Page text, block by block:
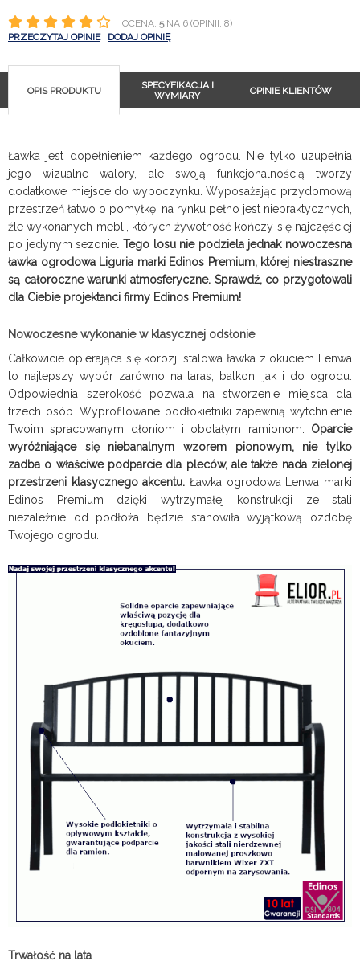
OCENA: 5NA 6 (OPINII: 8)
PRZECZYTAJ OPINIE
DODAJ OPINIĘ
OPIS PRODUKTU
SPECYFIKACJA I
WYMIARY
OPINIE KLIENTÓW
Ławka jest dopełnieniem każdego ogrodu. Nie tylko uzupełnia
jego wizualne walory, ale swoją funkcjonalnością tworzy
dodatkowe miejsce do wypoczynku. Wyposażając przydomową
przestrzeń łatwo o pomyłkę: na rynku pełno jest niepraktycznych,
źle wykonanych mebli, których żywotność kończy się najczęściej
po jedynym sezonie. Tego losu nie podziela jednak nowoczesna
ławka ogrodowa Liguria marki Edinos Premium, której niestraszne
są całoroczne warunki atmosferyczne. Sprawdź, co przygotowali
dla Ciebie projektanci firmy Edinos Premium!
Nowoczesne wykonanie w klasycznej odsłonie
Całkowicie opierająca się korozji stalowa ławka z okuciem Lenwa
to najlepszy wybór zarówno na taras, balkon, jak i do ogrodu.
Odpowiednia szerokość pozwala na stworzenie miejsca dla
trzech osób. Wyprofilowane podłokietniki zapewnią wytchnienie
Twoim spracowanym dłoniom i obolałym ramionom. Oparcie
wyróżniające się niebanalnym wzorem pionowym, nie tylko
zadba o właściwe podparcie dla pleców, ale także nada zielonej
przestrzeni klasycznego akcentu. Ławka ogrodowa Lenwa marki
Edinos Premium dzięki wytrzymałej konstrukcji ze stali
niezależnie od podłoża będzie stanowiła wyjątkową ozdobę
Twojego ogrodu.
Trwałość na lata